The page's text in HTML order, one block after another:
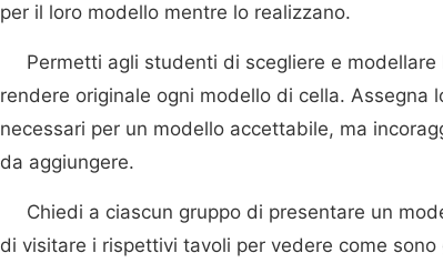
per il loro modello mentre lo realizzano.
Permetti agli studenti di scegliere e
rendere originale ogni modello di cella. Assegna
necessari per un modello accettabile, ma
da aggiungere.
Chiedi a ciascun gruppo di presentare un
di visitare i rispettivi tavoli per vedere come